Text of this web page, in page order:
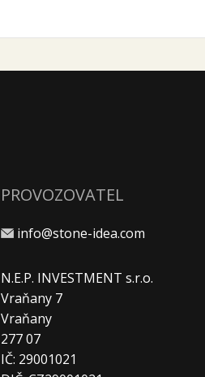
PROVOZOVATEL
info@stone-idea.com
N.E.P. INVESTMENT s.r.o.
Vraňany 7
Vraňany
277 07
IČ: 29001021